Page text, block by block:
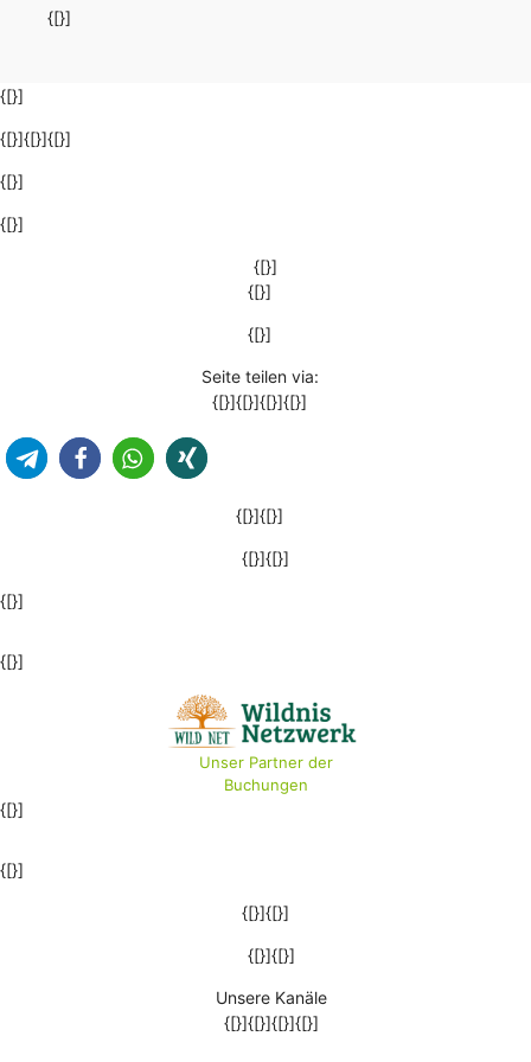
{[}]
{[}]
{[}]{[}]{[}]
{[}]
{[}]
{[}]
{[}]
{[}]
Seite teilen via:
{[}]{[}]{[}]{[}]
{[}]{[}]
{[}]{[}]
{[}]
{[}]
Unser Partner der
Buchungen
{[}]
{[}]
{[}]{[}]
{[}]{[}]
Unsere Kanäle
{[}]{[}]{[}]{[}]